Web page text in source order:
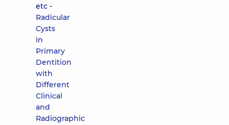
etc -
Radicular
Cysts
in
Primary
Dentition
with
Different
Clinical
and
Radiographic